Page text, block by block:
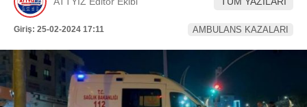
KPSS
ATT
PARAMEDİK (AABT)
STK
Giriş: 25-02-2024 17:11 AMBULANS KAZALARI